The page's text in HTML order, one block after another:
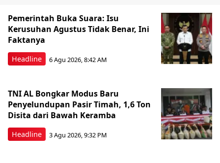
Headline
Pemerintah Buka Suara: Isu
Kerusuhan Agustus Tidak Benar, Ini
Faktanya
6 Agu 2026, 8:42 AM
Headline
TNI AL Bongkar Modus Baru
Penyelundupan Pasir Timah, 1,6 Ton
Disita dari Bawah Keramba
3 Agu 2026, 9:32 PM